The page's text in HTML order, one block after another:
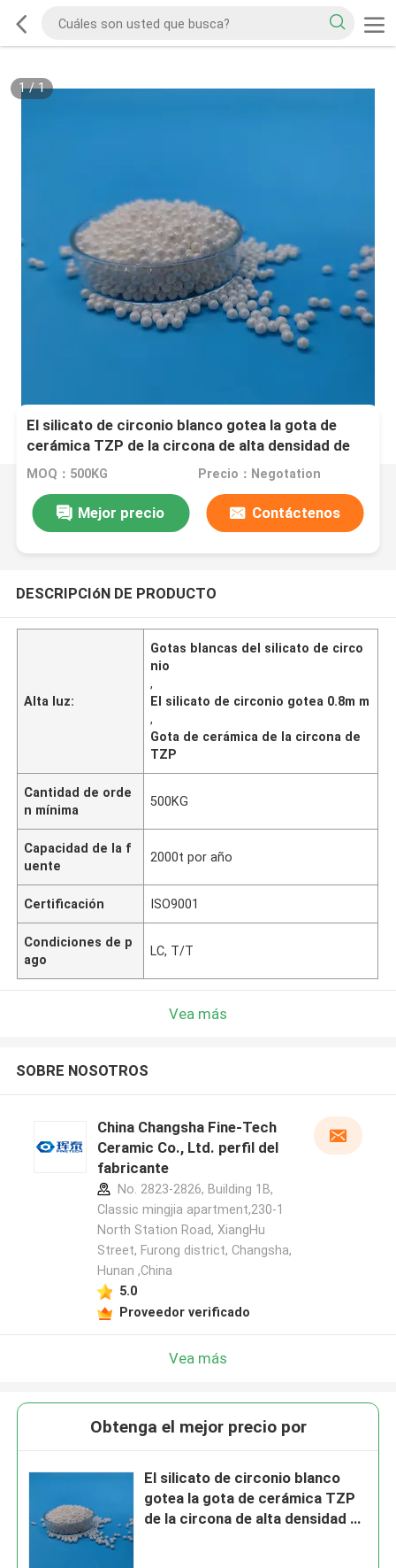
1/1
El silicato de circonio blanco gotea la gota de
cerámica TZP de la circona de alta densidad de
0.8m m
MOQ：500KG Precio：Negotation
Mejor precio Contáctenos
DESCRIPCIóN DE PRODUCTO
Alta luz:
Gotas blancas del silicato de circo
nio
,
El silicato de circonio gotea 0.8m m
,
Gota de cerámica de la circona de
TZP
Cantidad de orde
n mínima
500KG
Capacidad de la f
uente
2000t por año
Certificación ISO9001
Condiciones de p
ago
LC, T/T
Vea más
SOBRE NOSOTROS
China Changsha Fine-Tech
Ceramic Co., Ltd. perfil del
fabricante
No. 2823-2826, Building 1B,
Classic mingjia apartment,230-1
North Station Road, XiangHu
Street, Furong district, Changsha,
Hunan ,China
5.0
Proveedor verificado
Vea más
Obtenga el mejor precio por
El silicato de circonio blanco
gotea la gota de cerámica TZP
de la circona de alta densidad de